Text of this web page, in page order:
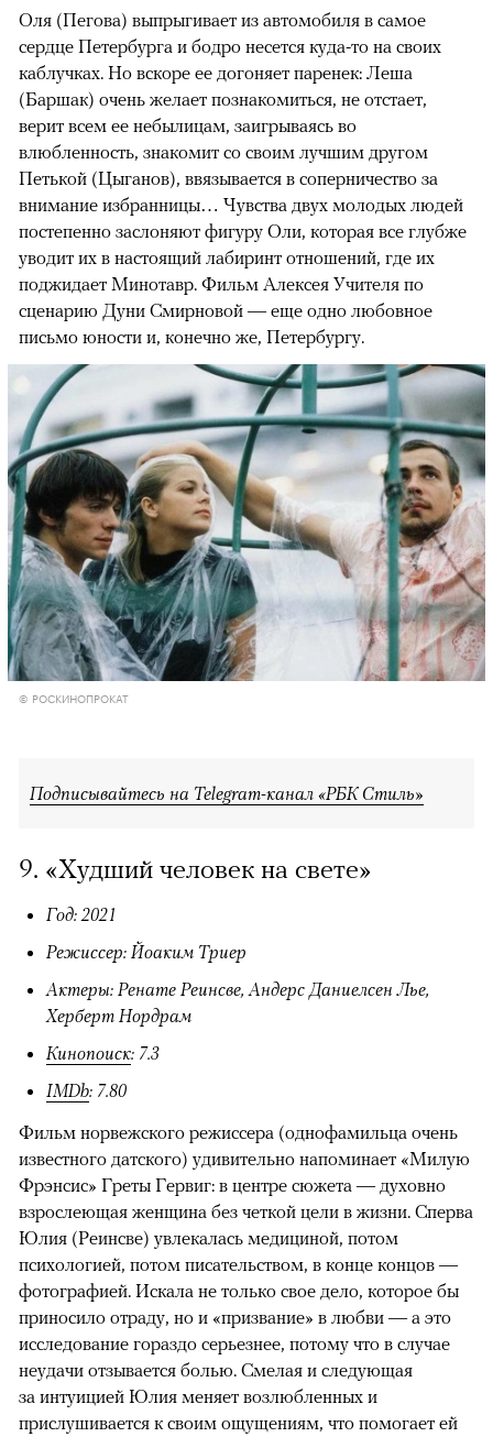
Оля (Пегова) выпрыгивает из автомобиля в самое
сердце Петербурга и бодро несется куда-то на своих
каблучках. Но вскоре ее догоняет паренек: Леша
(Баршак) очень желает познакомиться, не отстает,
верит всем ее небылицам, заигрываясь во
влюбленность, знакомит со своим лучшим другом
Петькой (Цыганов), ввязывается в соперничество за
внимание избранницы… Чувства двух молодых людей
постепенно заслоняют фигуру Оли, которая все глубже
уводит их в настоящий лабиринт отношений, где их
поджидает Минотавр. Фильм Алексея Учителя по
сценарию Дуни Смирновой — еще одно любовное
письмо юности и, конечно же, Петербургу.
© РОСКИНОПРОКАТ
Подписывайтесь на Telegram-канал «РБК Стиль»
9. «Худший человек на свете»
Год: 2021
Режиссер: Йоаким Триер
Актеры: Ренате Реинсве, Андерс Даниелсен Лье,
Херберт Нордрам
Кинопоиск: 7.3
IMDb: 7.80
Фильм норвежского режиссера (однофамильца очень
известного датского) удивительно напоминает «Милую
Фрэнсис» Греты Гервиг: в центре сюжета — духовно
взрослеющая женщина без четкой цели в жизни. Сперва
Юлия (Реинсве) увлекалась медициной, потом
психологией, потом писательством, в конце концов —
фотографией. Искала не только свое дело, которое бы
приносило отраду, но и «призвание» в любви — а это
исследование гораздо серьезнее, потому что в случае
неудачи отзывается болью. Смелая и следующая
за интуицией Юлия меняет возлюбленных и
прислушивается к своим ощущениям, что помогает ей